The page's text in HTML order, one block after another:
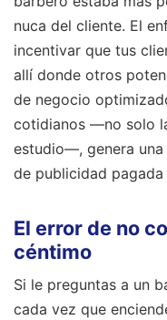
nuca del cliente. El
incentivar que tus
allí donde otros
de negocio
cotidianos —no solo
estudio—, genera una
de publicidad pagada
El error de no
céntimo
Si le preguntas a un
cada vez que